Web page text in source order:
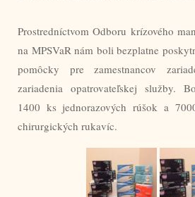
Prostredníctvom Odboru krízového
na MPSVaR nám boli bezplatne
pomôcky pre zamestnancov
zariadenia opatrovateľskej služby.
1400 ks jednorazových rúšok a
chirurgických rukavíc.